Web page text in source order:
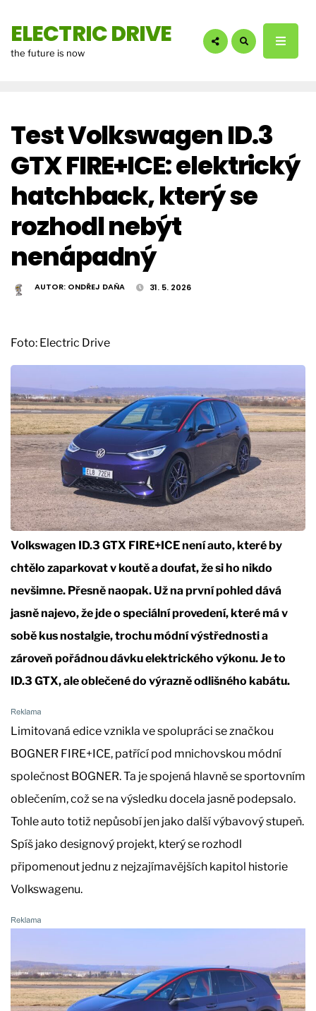
ELECTRIC DRIVE
the future is now
Test Volkswagen ID.3
GTX FIRE+ICE: elektrický
hatchback, který se
rozhodl nebýt
nenápadný
AUTOR: ONDŘEJ DAŇA 31. 5. 2026
Foto: Electric Drive
Volkswagen ID.3 GTX FIRE+ICE není auto, které by
chtělo zaparkovat v koutě a doufat, že si ho nikdo
nevšimne. Přesně naopak. Už na první pohled dává
jasně najevo, že jde o speciální provedení, které má v
sobě kus nostalgie, trochu módní výstřednosti a
zároveň pořádnou dávku elektrického výkonu. Je to
ID.3 GTX, ale oblečené do výrazně odlišného kabátu.
Limitovaná edice vznikla ve spolupráci se značkou
BOGNER FIRE+ICE, patřící pod mnichovskou módní
společnost BOGNER. Ta je spojená hlavně se sportovním
oblečením, což se na výsledku docela jasně podepsalo.
Tohle auto totiž nepůsobí jen jako další výbavový stupeň.
Spíš jako designový projekt, který se rozhodl
připomenout jednu z nejzajímavějších kapitol historie
Volkswagenu.